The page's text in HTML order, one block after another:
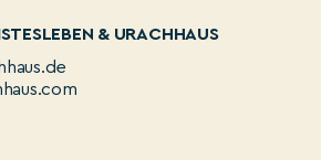
& URACHHAUS